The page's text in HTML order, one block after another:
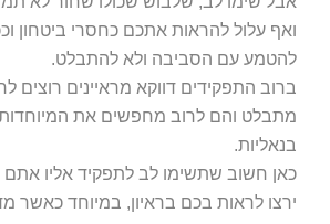
ואף עלול להראות אתכם כחסרי ביטחון
להטמע עם הסביבה ולא להתבלט.
ברוב התפקידים דווקא מראיינים רוצים
מתבלט והם לרוב מחפשים את
בנאליות.
כאן חשוב שתשימו לב לתפקיד אליו אתם
ירצו לראות בכם בראיון, במיוחד כאשר